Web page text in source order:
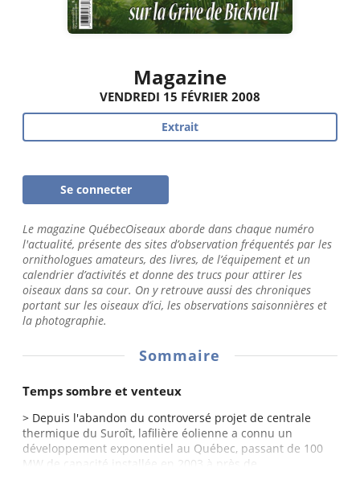
Magazine
VENDREDI 15 FÉVRIER 2008
Extrait
Se connecter
Le magazine QuébecOiseaux aborde dans chaque numéro
l'actualité, présente des sites d’observation fréquentés par les
ornithologues amateurs, des livres, de l’équipement et un
calendrier d’activités et donne des trucs pour attirer les
oiseaux dans sa cour. On y retrouve aussi des chroniques
portant sur les oiseaux d’ici, les observations saisonnières et
la photographie.
Sommaire
Temps sombre et venteux
> Depuis l'abandon du controversé projet de centrale
thermique du Suroît, lafilière éolienne a connu un
développement exponentiel au Québec, passant de 100
MW de capacité installée en 2003 à près de...